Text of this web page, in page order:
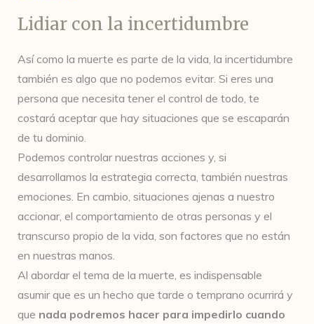
Lidiar con la incertidumbre
Así como la muerte es parte de la vida, la incertidumbre
también es algo que no podemos evitar. Si eres una
persona que necesita tener el control de todo, te
costará aceptar que hay situaciones que se escaparán
de tu dominio.
Podemos controlar nuestras acciones y, si
desarrollamos la estrategia correcta, también nuestras
emociones. En cambio, situaciones ajenas a nuestro
accionar, el comportamiento de otras personas y el
transcurso propio de la vida, son factores que no están
en nuestras manos.
Al abordar el tema de la muerte, es indispensable
asumir que es un hecho que tarde o temprano ocurrirá y
que nada podremos hacer para impedirlo cuando